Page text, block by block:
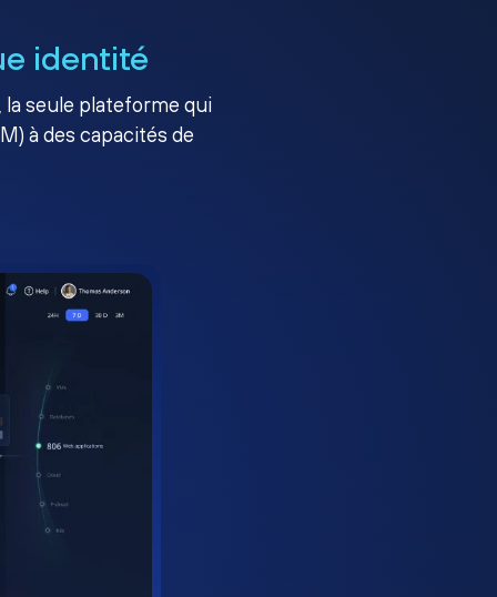
identité
la seule plateforme qui
à des capacités de